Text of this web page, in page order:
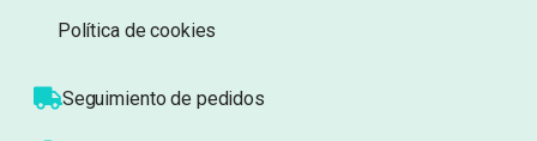
Política de cookies
Seguimiento de pedidos